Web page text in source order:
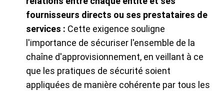
fournisseurs directs ou ses prestataires de
services : Cette exigence souligne
l'importance de sécuriser l'ensemble de la
chaîne d'approvisionnement, en veillant à ce
que les pratiques de sécurité soient
appliquées de manière cohérente par tous les